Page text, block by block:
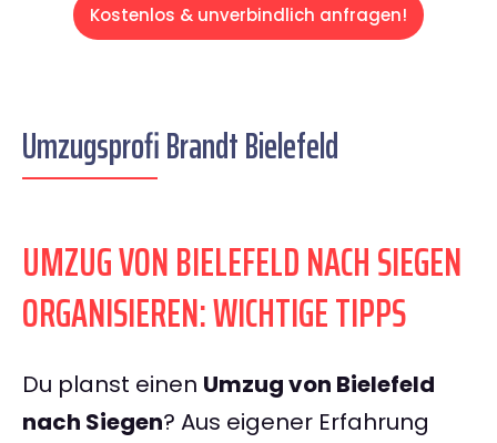
Kostenlos & unverbindlich anfragen!
Umzugsprofi Brandt Bielefeld
UMZUG VON BIELEFELD NACH SIEGEN
ORGANISIEREN: WICHTIGE TIPPS
Du planst einen Umzug von Bielefeld
nach Siegen? Aus eigener Erfahrung